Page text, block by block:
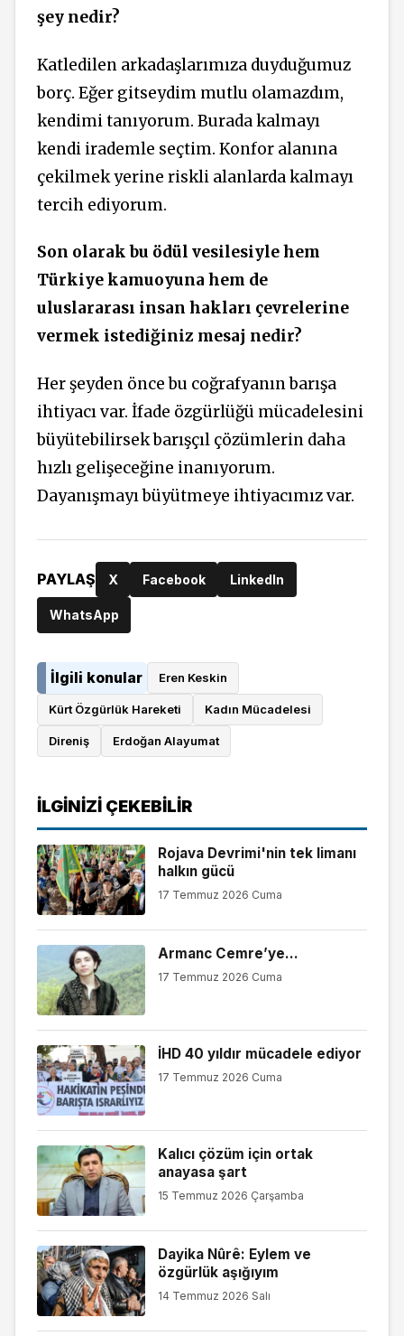
şey nedir?
Katledilen arkadaşlarımıza duyduğumuz
borç. Eğer gitseydim mutlu olamazdım,
kendimi tanıyorum. Burada kalmayı
kendi irademle seçtim. Konfor alanına
çekilmek yerine riskli alanlarda kalmayı
tercih ediyorum.
Son olarak bu ödül vesilesiyle hem
Türkiye kamuoyuna hem de
uluslararası insan hakları çevrelerine
vermek istediğiniz mesaj nedir?
Her şeyden önce bu coğrafyanın barışa
ihtiyacı var. İfade özgürlüğü mücadelesini
büyütebilirsek barışçıl çözümlerin daha
hızlı gelişeceğine inanıyorum.
Dayanışmayı büyütmeye ihtiyacımız var.
PAYLAŞ X Facebook LinkedIn
WhatsApp
İlgili konular Eren Keskin
Kürt Özgürlük Hareketi Kadın Mücadelesi
Direniş Erdoğan Alayumat
İLGINIZI ÇEKEBILIR
Rojava Devrimi'nin tek limanı
halkın gücü
17 Temmuz 2026 Cuma
Armanc Cemre’ye…
17 Temmuz 2026 Cuma
İHD 40 yıldır mücadele ediyor
17 Temmuz 2026 Cuma
Kalıcı çözüm için ortak
anayasa şart
15 Temmuz 2026 Çarşamba
Dayika Nûrê: Eylem ve
özgürlük aşığıyım
14 Temmuz 2026 Salı